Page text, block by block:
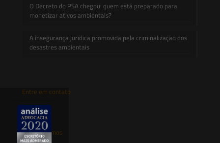
O Decreto do PSA chegou: quem está preparado para
monetizar ativos ambientais?
A insegurança jurídica promovida pela criminalização dos
desastres ambientais
Entre em contato
contato@saesadvogados.com.br
Onde estamos